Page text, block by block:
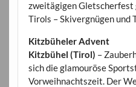
zweitägigen Gletscherfest
Tirols – Skivergnügen und
Kitzbüheler Advent
Kitzbühel (Tirol) –
sich die glamouröse
Vorweihnachtszeit. Der